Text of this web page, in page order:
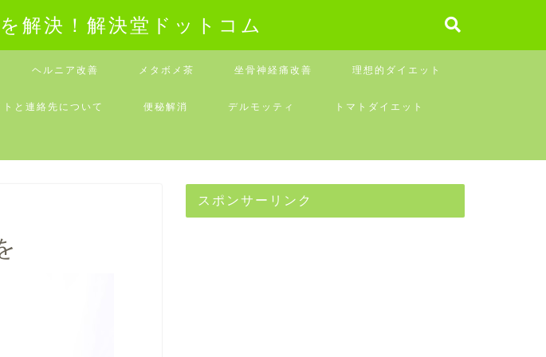
解決！解決堂ドットコム
ヘルニア改善 メタボメ茶 坐骨神経痛改善 理想的ダイエット
トと連絡先について 便秘解消 デルモッティ トマトダイエット
スポンサーリンク